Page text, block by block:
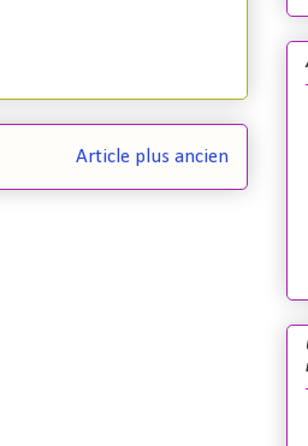
Article plus ancien